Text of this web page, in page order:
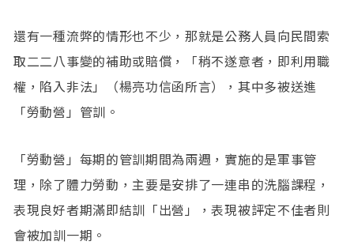
還有一種流弊的情形也不少，那就是公務人員向民間索
取二二八事變的補助或賠償，「稍不遂意者，即利用職
權，陷入非法」（楊亮功信函所言），其中多被送進
「勞動營」管訓。
「勞動營」每期的管訓期間為兩週，實施的是軍事管
理，除了體力勞動，主要是安排了一連串的洗腦課程，
表現良好者期滿即結訓「出營」，表現被評定不佳者則
會被加訓一期。